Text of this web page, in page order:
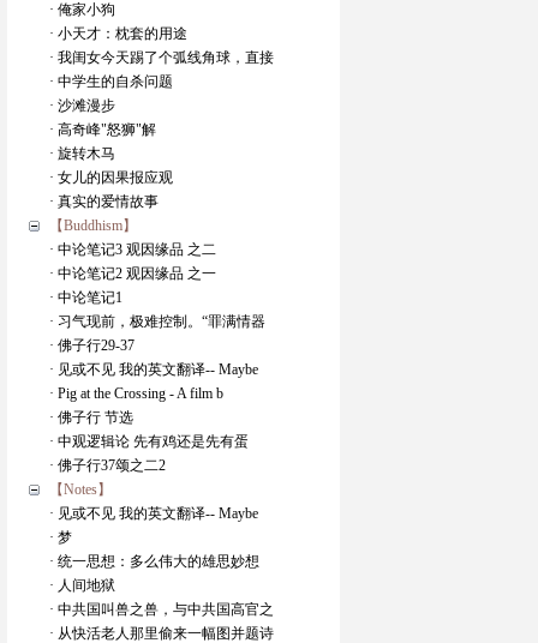
· 俺家小狗
· 小天才：枕套的用途
· 我闺女今天踢了个弧线角球，直接
· 中学生的自杀问题
· 沙滩漫步
· 高奇峰"怒狮"解
· 旋转木马
· 女儿的因果报应观
· 真实的爱情故事
【Buddhism】
· 中论笔记3 观因缘品 之二
· 中论笔记2 观因缘品 之一
· 中论笔记1
· 习气现前，极难控制。“罪满情器
· 佛子行29-37
· 见或不见 我的英文翻译-- Maybe
· Pig at the Crossing - A film b
· 佛子行 节选
· 中观逻辑论 先有鸡还是先有蛋
· 佛子行37颂之二2
【Notes】
· 见或不见 我的英文翻译-- Maybe
· 梦
· 统一思想：多么伟大的雄思妙想
· 人间地狱
· 中共国叫兽之兽，与中共国高官之
· 从快活老人那里偷来一幅图并题诗